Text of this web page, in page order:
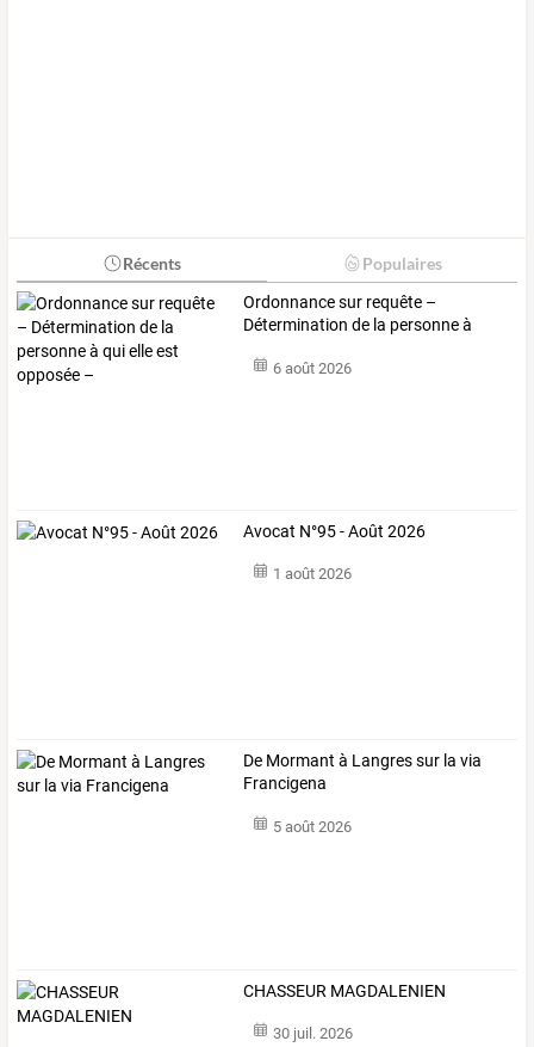
Récents Populaires
Ordonnancesur requête –
Détermination de la personneà
6 août 2026
Avocat N°95 - Août 2026
1 août 2026
De Mormant à Langres sur la via
Francigena
5 août 2026
CHASSEUR MAGDALENIEN
30 juil. 2026